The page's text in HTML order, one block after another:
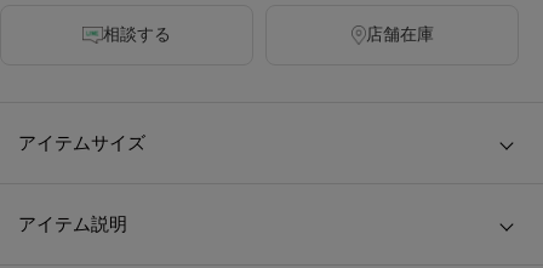
相談する 店舗在庫
アイテムサイズ
アイテム説明